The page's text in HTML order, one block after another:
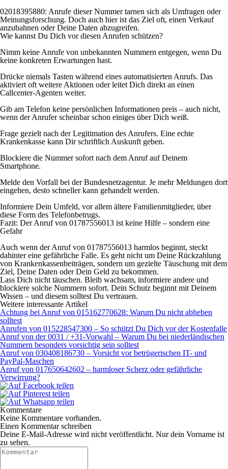
02018395880: Anrufe dieser Nummer tarnen sich als Umfragen oder
Meinungsforschung. Doch auch hier ist das Ziel oft, einen Verkauf
anzubahnen oder Deine Daten abzugreifen.
Wie kannst Du Dich vor diesen Anrufen schützen?
Nimm keine Anrufe von unbekannten Nummern entgegen, wenn Du
keine konkreten Erwartungen hast.
Drücke niemals Tasten während eines automatisierten Anrufs. Das
aktiviert oft weitere Aktionen oder leitet Dich direkt an einen
Callcenter-Agenten weiter.
Gib am Telefon keine persönlichen Informationen preis – auch nicht,
wenn der Anrufer scheinbar schon einiges über Dich weiß.
Frage gezielt nach der Legitimation des Anrufers. Eine echte
Krankenkasse kann Dir schriftlich Auskunft geben.
Blockiere die Nummer sofort nach dem Anruf auf Deinem
Smartphone.
Melde den Vorfall bei der Bundesnetzagentur. Je mehr Meldungen dort
eingehen, desto schneller kann gehandelt werden.
Informiere Dein Umfeld, vor allem ältere Familienmitglieder, über
diese Form des Telefonbetrugs.
Fazit: Der Anruf von 01787556013 ist keine Hilfe – sondern eine
Gefahr
Auch wenn der Anruf von 01787556013 harmlos beginnt, steckt
dahinter eine gefährliche Falle. Es geht nicht um Deine Rückzahlung
von Krankenkassenbeiträgen, sondern um gezielte Täuschung mit dem
Ziel, Deine Daten oder Dein Geld zu bekommen.
Lass Dich nicht täuschen. Bleib wachsam, informiere andere und
blockiere solche Nummern sofort. Dein Schutz beginnt mit Deinem
Wissen – und diesem solltest Du vertrauen.
Weitere interessante Artikel
Achtung bei Anruf von 015162770628: Warum Du nicht abheben
solltest
Anrufen von 015228547300 – So schützt Du Dich vor der Kostenfalle
Anruf von der 0031 / +31-Vorwahl – Warum Du bei niederländischen
Nummern besonders vorsichtig sein solltest
Anruf von 030408186730 – Vorsicht vor betrügerischen IT- und
PayPal-Maschen
Anruf von 017650642602 – harmloser Scherz oder gefährliche
Verwirrung?
Kommentare
Keine Kommentare vorhanden.
Einen Kommentar schreiben
Deine E-Mail-Adresse wird nicht veröffentlicht. Nur dein Vorname ist
zu sehen.